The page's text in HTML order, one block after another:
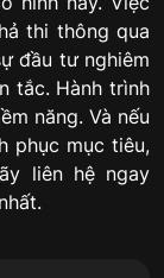
thi thông qua
đầu tư nghiêm
tắc. Hành trình
năng. Và nếu
phục mục tiêu,
liên hệ ngay